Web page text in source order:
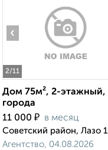
2/11
‹
Дом 75м², 2-этажный,
города
11 000 ₽ в месяц
Советский район, Лазо
Агентство, 04.08.2026